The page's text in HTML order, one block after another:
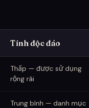
Tính độc đáo
Thấp — được sử dụng
rộng rãi
Trung bình — danh mục